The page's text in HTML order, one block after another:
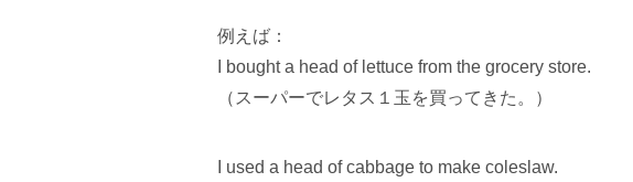
例えば：
I bought a head of lettuce from the grocery store.
（スーパーでレタス１玉を買ってきた。）
I used a head of cabbage to make coleslaw.